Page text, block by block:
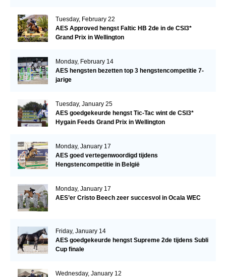
Tuesday, February 22
AES Approved hengst Faltic HB 2de in de CSI3*
Grand Prix in Wellington
Monday, February 14
AES hengsten bezetten top 3 hengstencompetitie 7-
jarige
Tuesday, January 25
AES goedgekeurde hengst Tic-Tac wint de CSI3*
Hygain Feeds Grand Prix in Wellington
Monday, January 17
AES goed vertegenwoordigd tijdens
Hengstencompetitie in België
Monday, January 17
AES’er Cristo Beech zeer succesvol in Ocala WEC
Friday, January 14
AES goedgekeurde hengst Supreme 2de tijdens Subli
Cup finale
Wednesday, January 12